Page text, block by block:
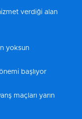
verdiği alan
yoksun
başlıyor
maçları yarın